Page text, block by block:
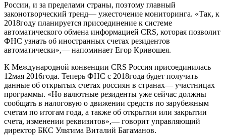
России, и за пределами страны, поэтому главный
законотворческий тренд— ужесточение мониторинга. «Так, к
2018году планируется присоединение к системе
автоматического обмена информацией CRS, которая позволит
ФНС узнать об иностранных счетах резидентов
автоматически»,— напоминает Егор Кривошея.
К Международной конвенции CRS Россия присоединилась
12мая 2016года. Теперь ФНС с 2018года будет получать
данные об открытых счетах россиян в странах— участницах
программы. «Но валютные резиденты уже сейчас должны
сообщать в налоговую о движении средств по зарубежным
счетам по итогам года, а также об открытии или закрытии
счета, изменении реквизитов»,— говорит управляющий
директор БКС Ультима Виталий Багаманов.